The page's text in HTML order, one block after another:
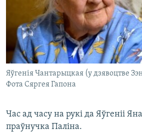
Яўгенія Чантарыцкая (у дзявоцтве
Фота Сяргея Гапона
Час ад часу на рукі да Яўгеніі
праўнучка Паліна.